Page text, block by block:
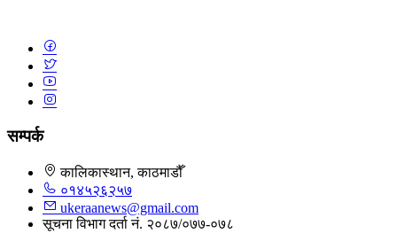
सम्पर्क
कालिकास्थान, काठमाडौँ
०१४५२६२५७
ukeraanews@gmail.com
सूचना विभाग दर्ता नं. २०८७/०७७-०७८